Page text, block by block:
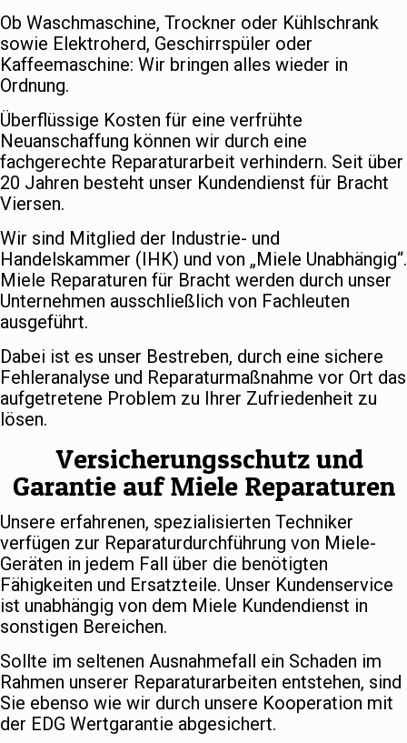
Ob Waschmaschine, Trockner oder Kühlschrank
sowie Elektroherd, Geschirrspüler oder
Kaffeemaschine: Wir bringen alles wieder in
Ordnung.
Überflüssige Kosten für eine verfrühte
Neuanschaffung können wir durch eine
fachgerechte Reparaturarbeit verhindern. Seit über
20 Jahren besteht unser Kundendienst für Bracht
Viersen.
Wir sind Mitglied der Industrie- und
Handelskammer (IHK) und von „Miele Unabhängig“.
Miele Reparaturen für Bracht werden durch unser
Unternehmen ausschließlich von Fachleuten
ausgeführt.
Dabei ist es unser Bestreben, durch eine sichere
Fehleranalyse und Reparaturmaßnahme vor Ort das
aufgetretene Problem zu Ihrer Zufriedenheit zu
lösen.
Versicherungsschutz und
Garantie auf Miele Reparaturen
Unsere erfahrenen, spezialisierten Techniker
verfügen zur Reparaturdurchführung von Miele-
Geräten in jedem Fall über die benötigten
Fähigkeiten und Ersatzteile. Unser Kundenservice
ist unabhängig von dem Miele Kundendienst in
sonstigen Bereichen.
Sollte im seltenen Ausnahmefall ein Schaden im
Rahmen unserer Reparaturarbeiten entstehen, sind
Sie ebenso wie wir durch unsere Kooperation mit
der EDG Wertgarantie abgesichert.